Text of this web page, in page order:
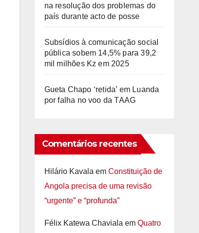
na resolução dos problemas do
país durante acto de posse
Subsídios à comunicação social
pública sobem 14,5% para 39,2
mil milhões Kz em 2025
Gueta Chapo ‘retida’ em Luanda
por falha no voo da TAAG
Comentários recentes
Hilário Kavala em Constituição de
Angola precisa de uma revisão
“urgente” e “profunda”
Félix Katewa Chaviala em Quatro